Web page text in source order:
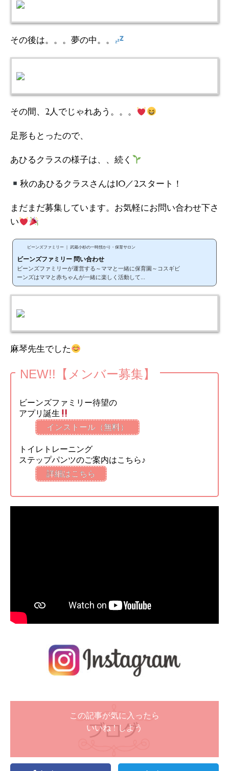
その後は。。。夢の中。。
その間、2人でじゃれあう。。。
足形もとったので、
あひるクラスの様子は、、続く
秋のあひるクラスさんは10／2スタート！
まだまだ募集しています。お気軽にお問い合わせ下さ
い
ビーンズファミリー ｜ 武蔵小杉の一時預かり・保育サロン
ビーンズファミリー 問い合わせ
ビーンズファミリーが運営する～ママと一緒に保育園～コスギビ
ーンズはママと赤ちゃんが一緒に楽しく活動して...
麻琴先生でした
NEW!!【メンバー募集】
ビーンズファミリー待望の
アプリ誕生
インストール（無料）
トイレトレーニング
ステップパンツのご案内はこちら♪
詳細はこちら
この記事が気に入ったら
いいね ! しよう